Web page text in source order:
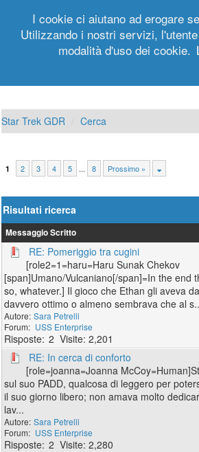
Registrati
Star Trek GDR Cerca
1 2 3 4 5 ... 8 Prossimo »
Risultati ricerca
MessaggioScritto
RE: Pomeriggio tra cugini
[role2=1=haru=Haru Sunak Chekov
[span]Umano/Vulcaniano[/span]=In the end
so, whatever.] Il gioco che Ethan gli aveva
davvero ottimo o almeno sembrava che al
Sara Petrelli
USS Enterprise
2
2,201
RE: In cerca di conforto
[role=joanna=Joanna
sul suo PADD, qualcosa di leggero per
il suo giorno libero; non amava molto
lav...
Sara Petrelli
USS Enterprise
2
2,280
I cookie ci aiutano ad erogare
Utilizzando i nostri servizi,
modalità d'uso dei cookie.